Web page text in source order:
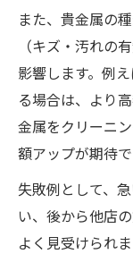
また、貴金属の
（キズ・汚れの
影響します。例
る場合は、より
金属をクリーニ
額アップが期待で
失敗例として、
い、後から他店
よく見受けられ